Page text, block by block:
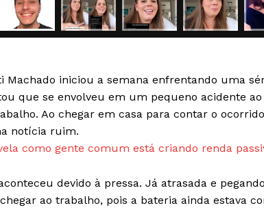
SAIBA MAIS
Machado iniciou a semana enfrentando uma
que se envolveu em um pequeno acidente
Ao chegar em casa para contar o
notícia ruim.
como gente comum está criando renda
devido à pressa. Já atrasada e
ao trabalho, pois a bateria ainda estava